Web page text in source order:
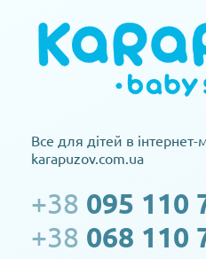
Все для дітей в інтернет-
karapuzov.com.ua
+38 095 110
+38 068 110